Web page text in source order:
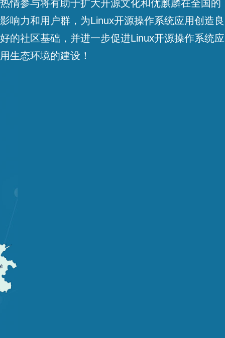
热情参与将有助于扩大开源文化和优麒麟在全国的
影响力和用户群，为Linux开源操作系统应用创造良
好的社区基础，并进一步促进Linux开源操作系统应
用生态环境的建设！